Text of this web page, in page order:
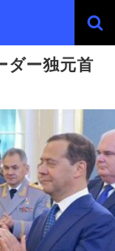
ダー独元首